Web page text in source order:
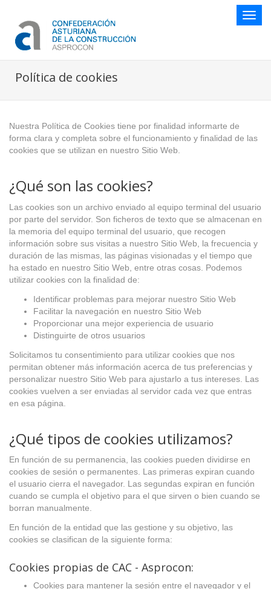
Botón
Política de cookies
Nuestra Política de Cookies tiene por finalidad informarte de
forma clara y completa sobre el funcionamiento y finalidad de las
cookies que se utilizan en nuestro Sitio Web.
¿Qué son las cookies?
Las cookies son un archivo enviado al equipo terminal del usuario
por parte del servidor. Son ficheros de texto que se almacenan en
la memoria del equipo terminal del usuario, que recogen
información sobre sus visitas a nuestro Sitio Web, la frecuencia y
duración de las mismas, las páginas visionadas y el tiempo que
ha estado en nuestro Sitio Web, entre otras cosas. Podemos
utilizar cookies con la finalidad de:
Identificar problemas para mejorar nuestro Sitio Web
Facilitar la navegación en nuestro Sitio Web
Proporcionar una mejor experiencia de usuario
Distinguirte de otros usuarios
Solicitamos tu consentimiento para utilizar cookies que nos
permitan obtener más información acerca de tus preferencias y
personalizar nuestro Sitio Web para ajustarlo a tus intereses. Las
cookies vuelven a ser enviadas al servidor cada vez que entras
en esa página.
¿Qué tipos de cookies utilizamos?
En función de su permanencia, las cookies pueden dividirse en
cookies de sesión o permanentes. Las primeras expiran cuando
el usuario cierra el navegador. Las segundas expiran en función
cuando se cumpla el objetivo para el que sirven o bien cuando se
borran manualmente.
En función de la entidad que las gestione y su objetivo, las
cookies se clasifican de la siguiente forma:
Cookies propias de CAC - Asprocon:
Cookies para mantener la sesión entre el navegador y el